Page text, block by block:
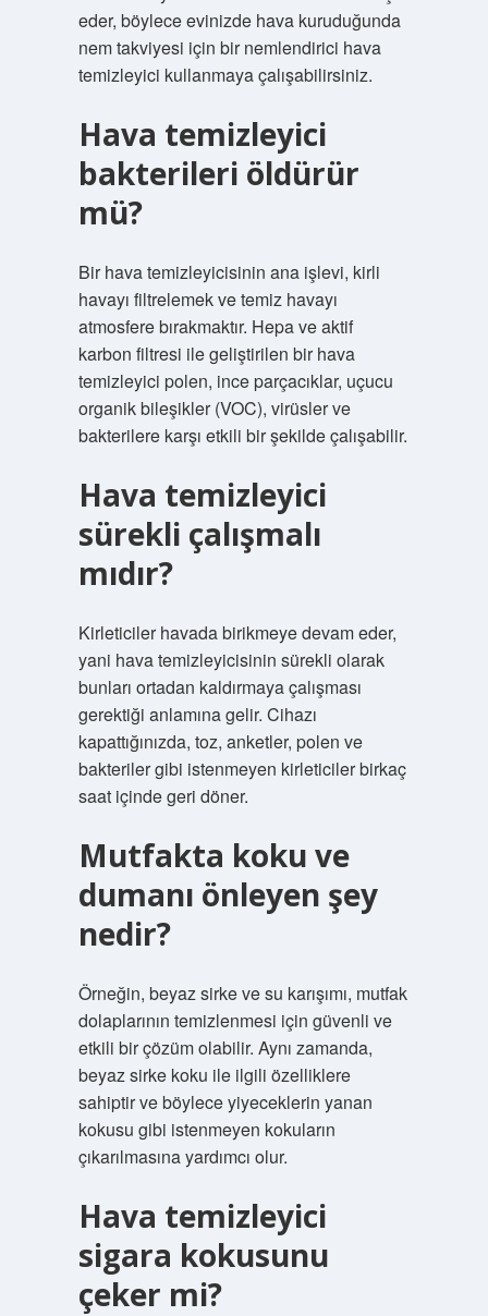
eder, böylece evinizde hava kuruduğunda
nem takviyesi için bir nemlendirici hava
temizleyici kullanmaya çalışabilirsiniz.
Hava temizleyici
bakterileri öldürür
mü?
Bir hava temizleyicisinin ana işlevi, kirli
havayı filtrelemek ve temiz havayı
atmosfere bırakmaktır. Hepa ve aktif
karbon filtresi ile geliştirilen bir hava
temizleyici polen, ince parçacıklar, uçucu
organik bileşikler (VOC), virüsler ve
bakterilere karşı etkili bir şekilde çalışabilir.
Hava temizleyici
sürekli çalışmalı
mıdır?
Kirleticiler havada birikmeye devam eder,
yani hava temizleyicisinin sürekli olarak
bunları ortadan kaldırmaya çalışması
gerektiği anlamına gelir. Cihazı
kapattığınızda, toz, anketler, polen ve
bakteriler gibi istenmeyen kirleticiler birkaç
saat içinde geri döner.
Mutfakta koku ve
dumanı önleyen şey
nedir?
Örneğin, beyaz sirke ve su karışımı, mutfak
dolaplarının temizlenmesi için güvenli ve
etkili bir çözüm olabilir. Aynı zamanda,
beyaz sirke koku ile ilgili özelliklere
sahiptir ve böylece yiyeceklerin yanan
kokusu gibi istenmeyen kokuların
çıkarılmasına yardımcı olur.
Hava temizleyici
sigara kokusunu
çeker mi?